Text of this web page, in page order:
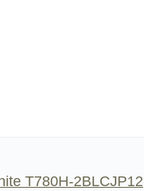
T780H-2BLCJP12